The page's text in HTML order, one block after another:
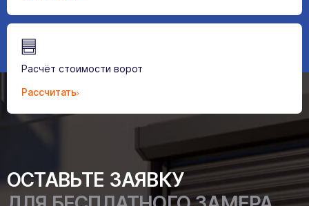
Расчёт стоимости ворот
Рассчитать
ОСТАВЬТЕ ЗАЯВКУ